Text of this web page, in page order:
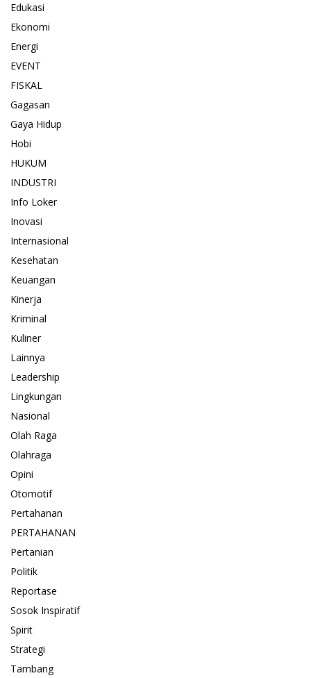
Edukasi
Ekonomi
Energi
EVENT
FISKAL
Gagasan
Gaya Hidup
Hobi
HUKUM
INDUSTRI
Info Loker
Inovasi
Internasional
Kesehatan
Keuangan
Kinerja
Kriminal
Kuliner
Lainnya
Leadership
Lingkungan
Nasional
Olah Raga
Olahraga
Opini
Otomotif
Pertahanan
PERTAHANAN
Pertanian
Politik
Reportase
Sosok Inspiratif
Spirit
Strategi
Tambang